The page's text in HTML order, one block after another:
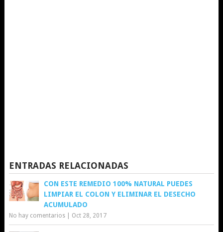
ENTRADAS RELACIONADAS
CON ESTE REMEDIO 100% NATURAL PUEDES
LIMPIAR EL COLON Y ELIMINAR EL DESECHO
ACUMULADO
No hay comentarios| Oct 28, 2017